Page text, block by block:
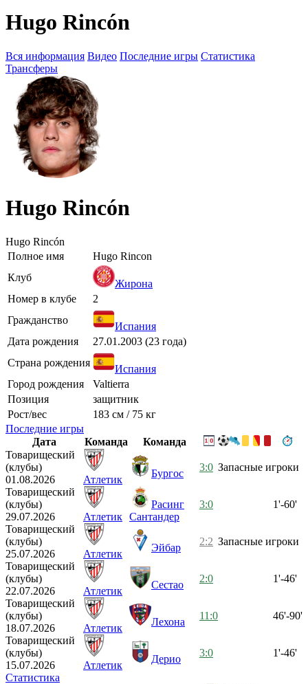
Hugo Rincón
Вся информация Видео Последние игры Статистика
Трансферы
Hugo Rincón
Hugo Rincón
Полное имя
Hugo Rincon
Клуб
Жирона
Номер в клубе
2
Гражданство
Испания
Дата рождения
27.01.2003 (23 года)
Страна рождения
Испания
Город рождения
Valtierra
Позиция
защитник
Рост/вес
183 см / 75 кг
Последние игры
Дата
Команда
Команда
Товарищеский
(клубы)
01.08.2026
Атлетик
Бургос
3:0 Запасные игроки
Товарищеский
(клубы)
29.07.2026
Атлетик
Расинг
Сантандер
3:0 1'-60'
Товарищеский
(клубы)
25.07.2026
Атлетик
Эйбар
2:2 Запасные игроки
Товарищеский
(клубы)
22.07.2026
Атлетик
Сестао
2:0 1'-46'
Товарищеский
(клубы)
18.07.2026
Атлетик
Лехона
11:0 46'-90'
Товарищеский
(клубы)
15.07.2026
Атлетик
Дерио
3:0 1'-46'
Статистика